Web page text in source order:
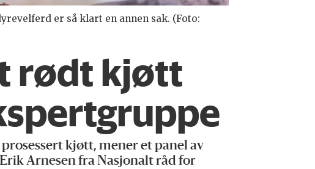
er så klart en annen sak. (Foto:
rødt kjøtt
kjøtt, mener et panel av
Arnesen fra Nasjonalt råd for